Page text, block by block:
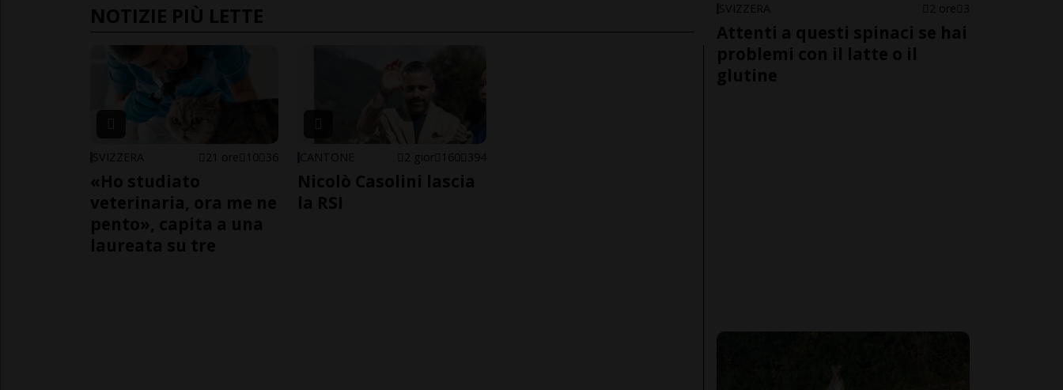
NOTIZIE PIÙ LETTE
SVIZZERA 21 ore 10 36
«Ho studiato
veterinaria, ora me ne
pento», capita a una
laureata su tre
CANTONE 2 gior 160 394
Nicolò Casolini lascia
la RSI
SVIZZERA 2 ore 3
Attenti a questi spinaci se hai
problemi con il latte o il
glutine